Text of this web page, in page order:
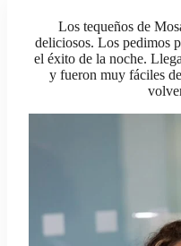
Los tequeños de
deliciosos. Los pedimos
el éxito de la noche.
y fueron muy fáciles